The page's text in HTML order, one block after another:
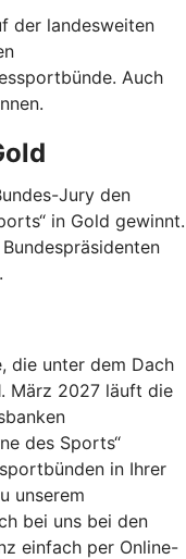
der landesweiten
Auch
Jury den
in Gold gewinnt.
die unter dem Dach
März 2027 läuft die
des Sports“
in Ihrer
unserem
bei uns bei den
einfach per Online-